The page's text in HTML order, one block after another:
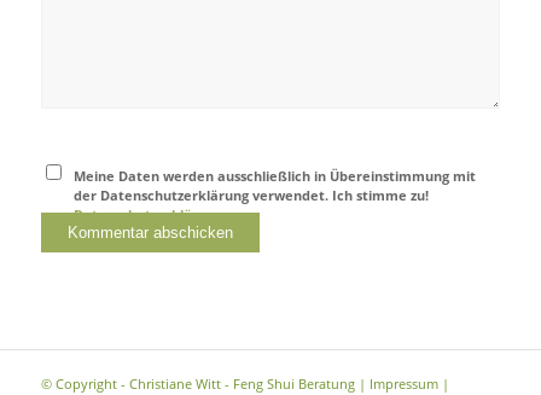
Meine Daten werden ausschließlich in Übereinstimmung mit
der Datenschutzerklärung verwendet. Ich stimme zu!
Datenschutzerklärung
© Copyright - Christiane Witt - Feng Shui Beratung | Impressum|